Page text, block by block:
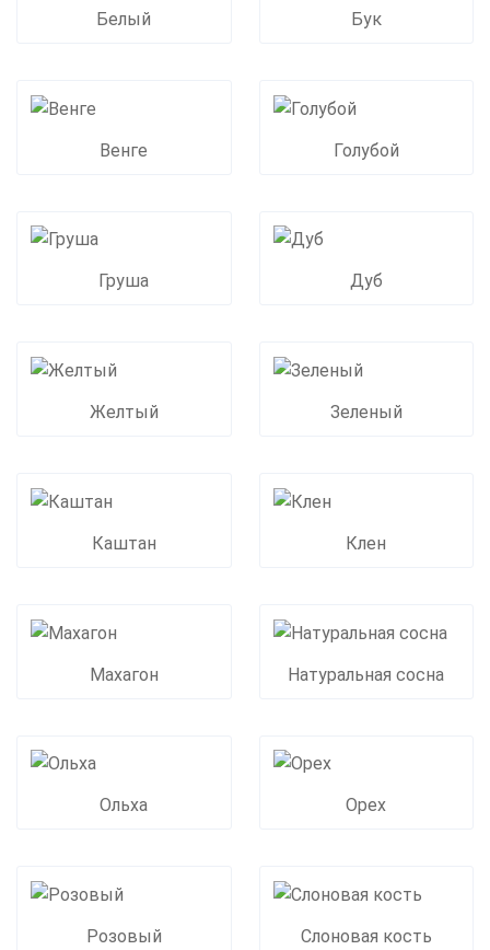
Белый Бук
Венге Голубой
Груша Дуб
Желтый Зеленый
Каштан Клен
Махагон Натуральная сосна
Ольха Орех
Розовый Слоновая кость